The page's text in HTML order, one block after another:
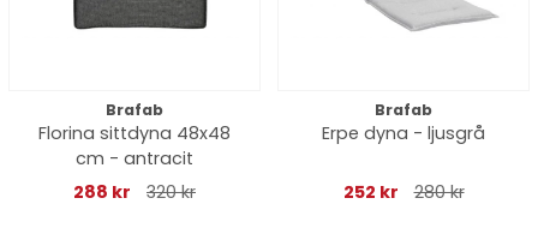
Brafab
Florina sittdyna 48x48
cm - antracit
288 kr
320 kr
Brafab
Erpe dyna - ljusgrå
252 kr 280 kr